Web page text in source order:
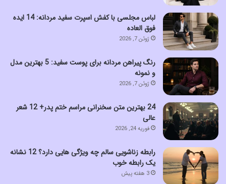
لباس مجلسی با کفش اسپرت سفید مردانه: 14 ایده
فوق العاده
ژوئن 7, 2026
رنگ پیراهن مردانه برای پوست سفید: 5 بهترین مدل
و نمونه
ژوئن 7, 2026
24 بهترین متن سخنرانی مراسم ختم پدر+ 12 شعر
عالی
فوریه 24, 2026
رابطه زناشویی سالم چه ویژگی هایی دارد؟ 12 نشانه
یک رابطه خوب
3 هفته پیش